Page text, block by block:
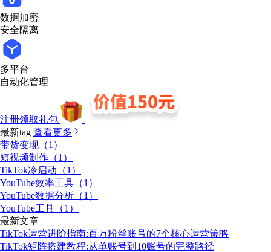
数据加密
安全隔离
多平台
自动化管理
注册领取礼包
最新tag 查看更多
带货变现（1）
短视频制作（1）
TikTok冷启动（1）
YouTube效率工具（1）
YouTube数据分析（1）
YouTube工具（1）
最新文章
TikTok运营进阶指南:百万粉丝账号的7个核心运营策略
TikTok矩阵搭建教程:从单账号到10账号的完整路径